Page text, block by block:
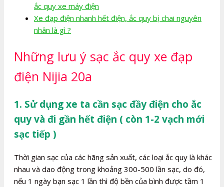
ắc quy xe máy điện
Xe đạp điện nhanh hết điện, ắc quy bị chai nguyên
nhân là gì ?
Những lưu ý sạc ắc quy xe đạp
điện Nijia 20a
1. Sử dụng xe ta cần sạc đầy điện cho ắc
quy và đi gần hết điện ( còn 1-2 vạch mới
sạc tiếp )
Thời gian sạc của các hãng sản xuất, các loại ắc quy là khác
nhau và dao động trong khoảng 300-500 lần sạc, do đó,
nếu 1 ngày bạn sạc 1 lần thì độ bền của bình được tầm 1